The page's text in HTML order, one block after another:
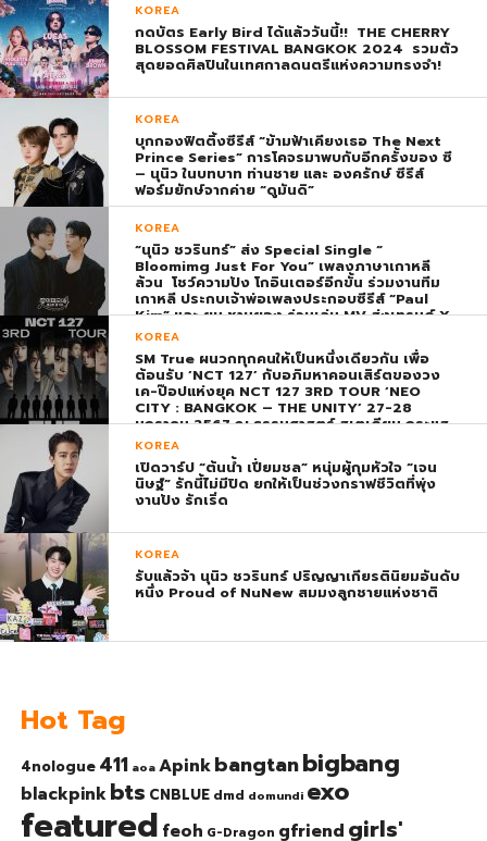
KOREA
กดบัตร Early Bird ได้แล้ววันนี้!! THE CHERRY
BLOSSOM FESTIVAL BANGKOK 2024 รวมตัว
สุดยอดศิลปินในเทศกาลดนตรีแห่งความทรงจำ!
KOREA
บุกกองฟิตติ้งซีรีส์ “ข้ามฟ้าเคียงเธอ The Next
Prince Series” การโคจรมาพบกับอีกครั้งของ ซี
– นุนิว ในบทบาท ท่านชาย และ องครักษ์ ซีรีส์
ฟอร์มยักษ์จากค่าย “ดูมันดิ”
KOREA
“นุนิว ชวรินทร์” ส่ง Special Single “
Bloomimg Just For You” เพลงภาษาเกาหลี
ล้วน โชว์ความปัง โกอินเตอร์อีกขั้น ร่วมงานทีม
เกาหลี ประกบเจ้าพ่อเพลงประกอบซีรีส์ “Paul
Kim” และ ยุน ชานยอง ร่วมเล่น MV ส่งเทรนด์ X
พุ่ง ติดอันดับ 1 โลก
KOREA
SM True ผนวกทุกคนให้เป็นหนึ่งเดียวกัน เพื่อ
ต้อนรับ ‘NCT 127’ กับอภิมหาคอนเสิร์ตของวง
เค-ป๊อปแห่งยุค NCT 127 3RD TOUR ‘NEO
CITY : BANGKOK – THE UNITY’ 27-28
มกราคม 2567 ณ ธรรมศาสตร์ สเตเดียม กระแส
ตอบรับยิ่งใหญ่สมการรอคอย บัตร SOLD OUT
ทุกที่นั่งทันทีที่เปิดจำหน่าย !
KOREA
เปิดวาร์ป “ต้นน้ำ เปี่ยมชล” หนุ่มผู้กุมหัวใจ “เจน
นิษฐ์” รักนี้ไม่มีปิด ยกให้เป็นช่วงกราฟชีวิตที่พุ่ง
งานปัง รักเริ่ด
KOREA
รับแล้วจ้า นุนิว ชวรินทร์ ปริญญาเกียรตินิยมอันดับ
หนึ่ง Proud of NuNew สมมงลูกชายแห่งชาติ
Hot Tag
4nologue 411 aoa Apinkbangtanbigbang
blackpinkbts CNBLUE dmd domundi exo
featured feoh G-Dragon gfriend girls'